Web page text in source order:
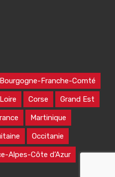
Bourgogne-Franche-Comté
Corse Grand Est
Martinique
Occitanie
Alpes-Côte d’Azur